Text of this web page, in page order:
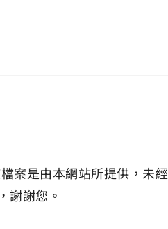
案是由本網站所提供，
謝謝您。